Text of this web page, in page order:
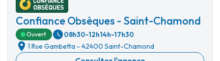
Confiance Obsèques - Saint-Chamond
Ouvert 08h30-12h14h-17h30
1 Rue Gambetta - 42400 Saint-Chamond